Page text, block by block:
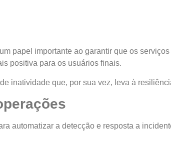
papel importante ao garantir que os
positiva para os usuários finais.
inatividade que, por sua vez, leva à
automatizar a detecção e resposta a